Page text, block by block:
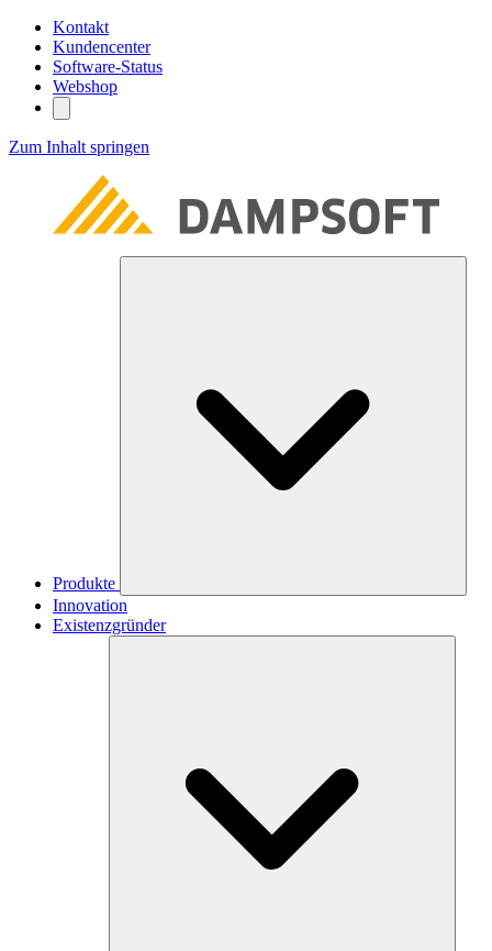
Kontakt
Kundencenter
Software-Status
Webshop
Zum Inhalt springen
Produkte
Innovation
Existenzgründer